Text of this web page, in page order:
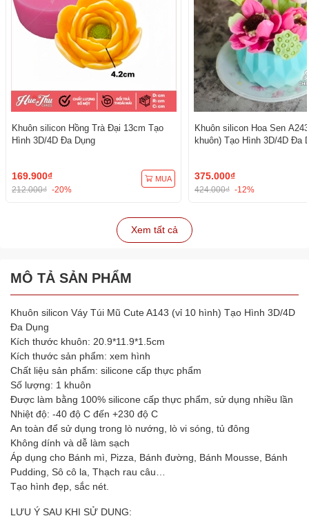
Khuôn silicon Hồng Trà Đại 13cm Tạo
Hình 3D/4D Đa Dụng
169.900₫
212.000₫ -20%
MUA
Khuôn silicon Hoa Sen
khuôn) Tạo Hình 3D/4D Đa
375.000₫
424.000₫ -12%
Xem tất cả
MÔ TẢ SẢN PHẨM
Khuôn silicon Váy Túi Mũ Cute A143 (vỉ 10 hình) Tạo Hình 3D/4D
Đa Dụng
Kích thước khuôn: 20.9*11.9*1.5cm
Kích thước sản phẩm: xem hình
Chất liệu sản phẩm: silicone cấp thực phẩm
Số lượng: 1 khuôn
Được làm bằng 100% silicone cấp thực phẩm, sử dụng nhiều lần
Nhiệt độ: -40 độ C đến +230 độ C
An toàn để sử dụng trong lò nướng, lò vi sóng, tủ đông
Không dính và dễ làm sạch
Áp dụng cho Bánh mì, Pizza, Bánh đường, Bánh Mousse, Bánh
Pudding, Sô cô la, Thạch rau câu…
Tạo hình đẹp, sắc nét.
LƯU Ý SAU KHI SỬ DỤNG: